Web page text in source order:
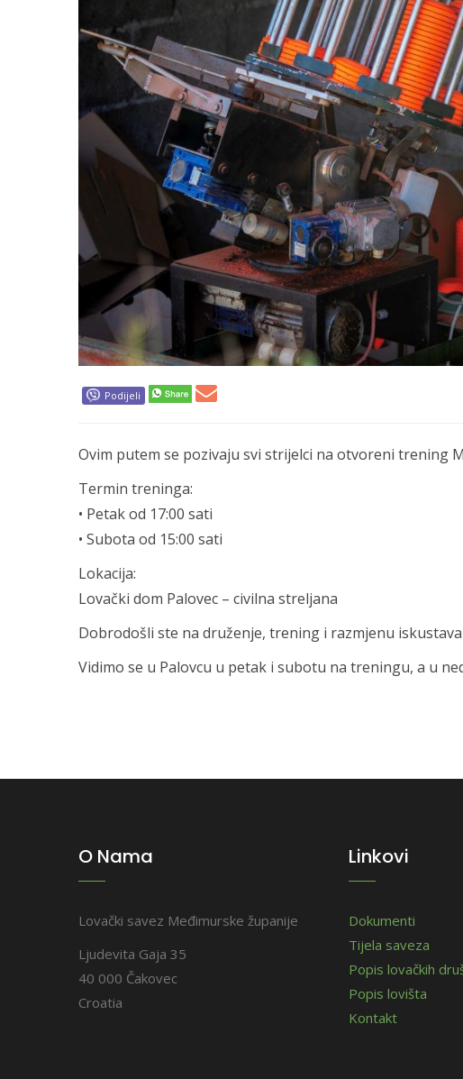
Podijeli
Ovim putem se pozivaju svi strijelci na otvoreni trening
Termin treninga:
• Petak od 17:00 sati
• Subota od 15:00 sati
Lokacija:
Lovački dom Palovec – civilna streljana
Dobrodošli ste na druženje, trening i razmjenu
Vidimo se u Palovcu u petak i subotu na treningu, a u
O Nama
Lovački savez Međimurske županije
Ljudevita Gaja 35
40 000 Čakovec
Croatia
Linkovi
Dokumenti
Tijela saveza
Popis lovačkih
Popis lovišta
Kontakt